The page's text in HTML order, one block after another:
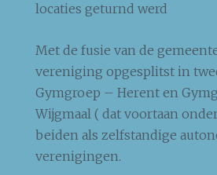
locaties geturnd werd
Met de fusie van de
vereniging opgesplitst in
Gymgroep – Herent en
Wijgmaal ( dat voortaan
beiden als zelfstandige
verenigingen.